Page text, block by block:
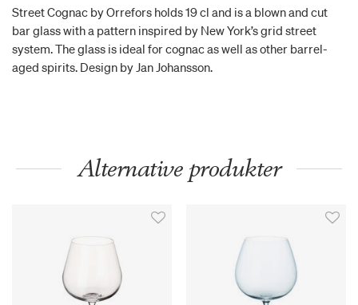
Street Cognac by Orrefors holds 19 cl and is a blown and cut
bar glass with a pattern inspired by New York’s grid street
system. The glass is ideal for cognac as well as other barrel-
aged spirits. Design by Jan Johansson.
Alternative produkter